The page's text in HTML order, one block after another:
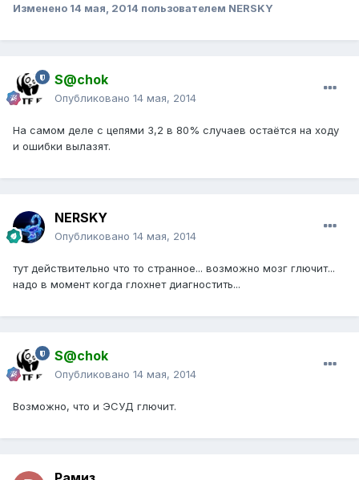
Изменено 14 мая, 2014 пользователем NERSKY
S@chok
Опубликовано 14 мая, 2014
На самом деле с цепями 3,2 в 80% случаев остаётся на ходу
и ошибки вылазят.
NERSKY
Опубликовано 14 мая, 2014
тут действительно что то странное... возможно мозг глючит...
надо в момент когда глохнет диагностить...
S@chok
Опубликовано 14 мая, 2014
Возможно, что и ЭСУД глючит.